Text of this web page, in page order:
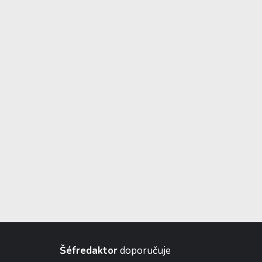
Šéfredaktordoporučuje